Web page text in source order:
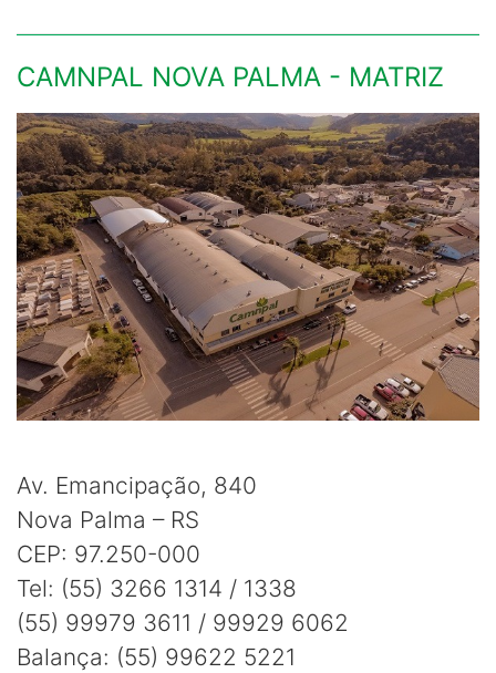
CAMNPAL NOVA PALMA - MATRIZ
Av. Emancipação, 840
Nova Palma – RS
CEP: 97.250-000
Tel: (55) 3266 1314 / 1338
(55) 99979 3611 / 99929 6062
Balança: (55) 99622 5221